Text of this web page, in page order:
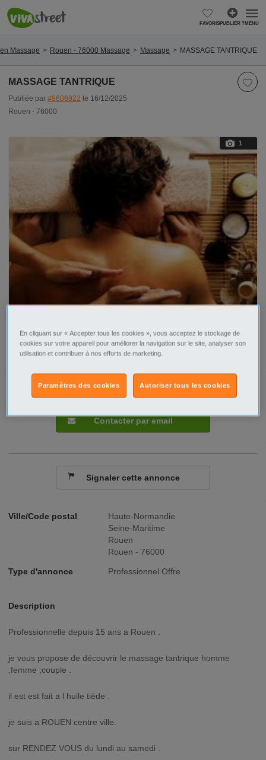
FAVORISPUBLIER ?MENU
Massage Rouen - 76000 Massage Massage MASSAGE TANTRIQUE
MASSAGE TANTRIQUE
Publiée par #9606922 le 16/12/2025
Rouen - 76000
1
Ville/Code postal
Haute-Normandie
Seine-Maritime
Rouen
Rouen - 76000
Type d'annonce Professionnel Offre
Description
professionnelle depuis 15 ans a Rouen .
je vous propose de découvrir le massage tantrique homme
,femme ;couple .
il est est fait a l huile tiède .
je suis a ROUEN centre ville.
sur RENDEZ VOUS du lundi au samedi .
Tel Sms
Contacter par email
Signaler cette annonce
En cliquant sur « Accepter tous les cookies », vous acceptez le stockage de
cookies sur votre appareil pour améliorer la navigation sur le site, analyser son
utilisation et contribuer à nos efforts de marketing.
Autoriser tous les cookies
Paramètres des cookies